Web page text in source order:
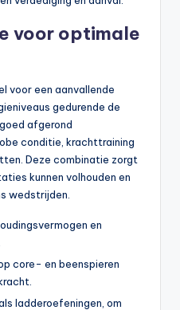
voor optimale
voor een aanvallende
gedurende de
afgerond
conditie, krachttraining
Deze combinatie zorgt
kunnen volhouden en
wedstrijden.
en
core- en beenspieren
ladderoefeningen, om